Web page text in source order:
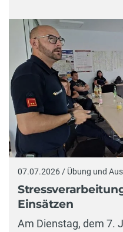
07.07.2026 / Übung und
Einsätzen
Am Dienstag, dem 7.